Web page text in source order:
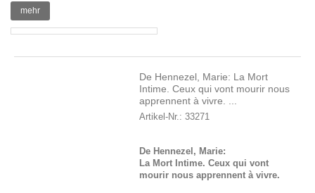
mehr
De Hennezel, Marie: La Mort
Intime. Ceux qui vont mourir nous
apprennent à vivre. ...
Artikel-Nr.: 33271
De Hennezel, Marie:
La Mort Intime. Ceux qui vont
mourir nous apprennent à vivre.